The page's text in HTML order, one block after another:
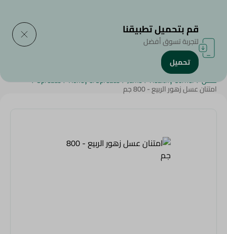
الرئيسية/منتجات البقالة
عسل/
Healthy Corner
/
Jams
/
Honey & Spreads
/
Spreads
/
امتنان عسل زهور الربيع - 800 جم
قم بتحميل تطبيقنا
لتجربة تسوق أفضل
تحميل